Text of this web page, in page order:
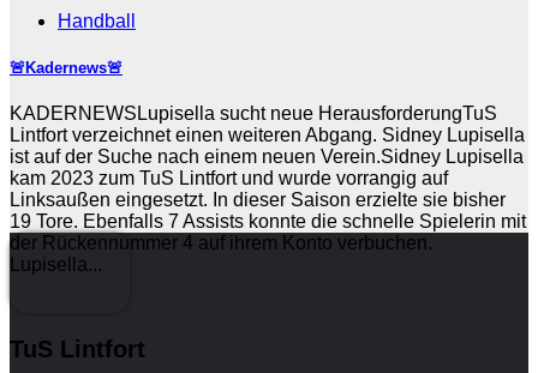
Handball
🚨Kadernews🚨
KADERNEWSLupisella sucht neue HerausforderungTuS
Lintfort verzeichnet einen weiteren Abgang. Sidney Lupisella
ist auf der Suche nach einem neuen Verein.Sidney Lupisella
kam 2023 zum TuS Lintfort und wurde vorrangig auf
Linksaußen eingesetzt. In dieser Saison erzielte sie bisher
19 Tore. Ebenfalls 7 Assists konnte die schnelle Spielerin mit
der Rückennummer 4 auf ihrem Konto verbuchen.
Lupisella...
TuS Lintfort